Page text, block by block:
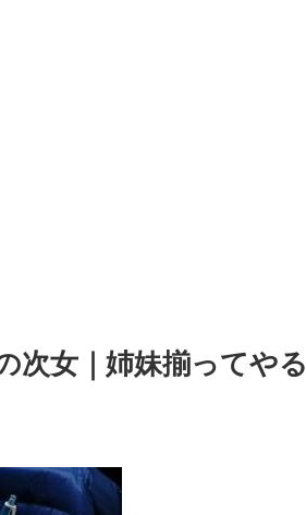
次女｜姉妹揃ってやる